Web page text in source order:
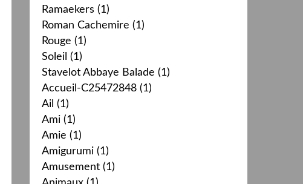
Ramaekers (1)
Roman Cachemire (1)
Rouge (1)
Soleil (1)
Stavelot Abbaye Balade (1)
Accueil-C25472848 (1)
Ail (1)
Ami (1)
Amie (1)
Amigurumi (1)
Amusement (1)